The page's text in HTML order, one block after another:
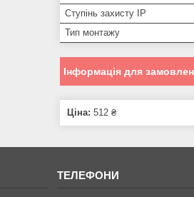
Ступінь захисту IP
Тип монтажу
Інформація для
Ціна: 512 ₴